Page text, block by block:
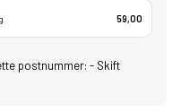
59,00
postnummer: - Skift